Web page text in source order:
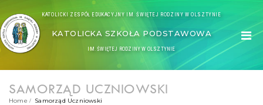
KATOLICKI ZESPÓŁ EDUKACYJNY IM. ŚWIĘTEJ RODZINY W OLSZTYNIE
KATOLICKA SZKOŁA PODSTAWOWA
IM. ŚWIĘTEJ RODZINY W OLSZTYNIE
SAMORZĄD UCZNIOWSKI
Home Samorząd Uczniowski